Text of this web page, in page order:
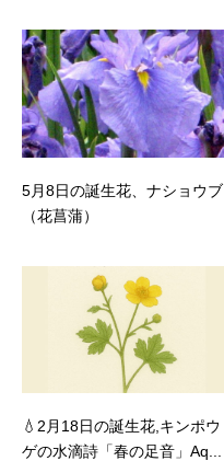
5月8日の誕生花、ナショウブ
（花菖蒲）
💧2月18日の誕生花,キンポウ
ゲの水滴詩「春の足音」Aq...